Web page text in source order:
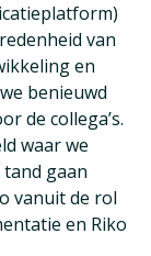
van
en
benieuwd
de collega’s.
waar we
tand gaan
vanuit de rol
en Riko